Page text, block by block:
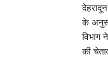
के
विभाग
की